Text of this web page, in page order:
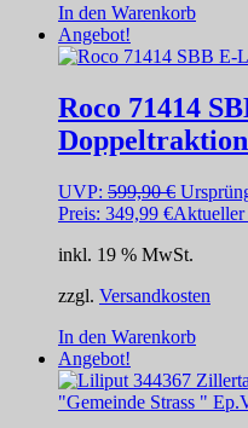
In den Warenkorb
Angebot!
Roco 71414
UVP: 599,90€
Preis: 349,99 €Aktueller
inkl. 19 % MwSt.
zzgl. Versandkosten
In den Warenkorb
Angebot!